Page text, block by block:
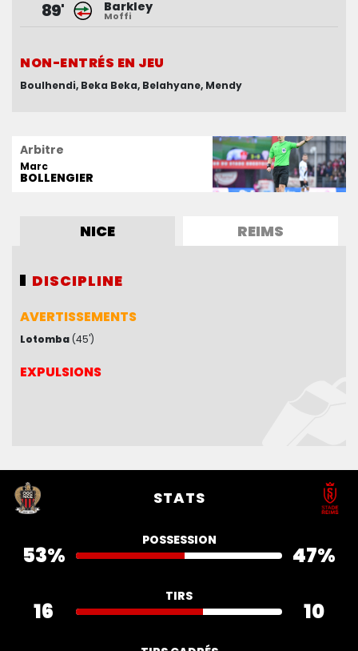
89' Barkley
Moffi
NON-ENTRÉS EN JEU
Boulhendi Beka Beka Belahyane Mendy
NON-ENTRÉS EN JEU
Antagana Doumbia Koeberle Olliero Zeneli
Arbitre
Marc
BOLLENGIER
NICE REIMS
DISCIPLINE
AVERTISSEMENTS
Lotomba (45')
EXPULSIONS
DISCIPLINE
AVERTISSEMENTS
Abdelhamid(87')
EXPULSIONS
STATS
POSSESSION
53% 47%
TIRS
16 10